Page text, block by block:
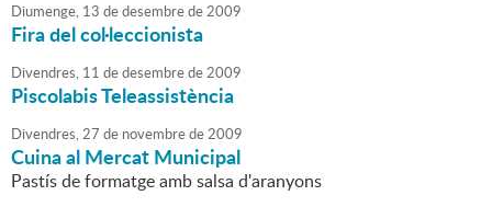
Diumenge, 13 dedesembrede2009
Fira del col·leccionista
Divendres, 11 dedesembrede2009
Piscolabis Teleassistència
Divendres,27 de novembrede2009
Cuina al Mercat Municipal
Pastís de formatge amb salsa d'aranyons